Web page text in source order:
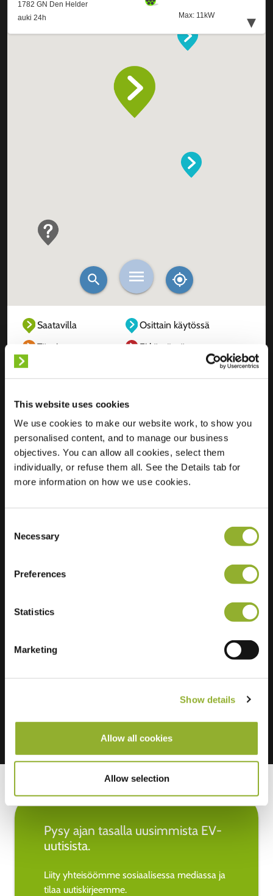
This website uses cookies
We use cookies to make our website work, to show you
personalised content, and to manage our business
objectives. You can allow all cookies, select them
individually, or refuse them all. See the Details tab for
more information on how we use cookies.
Selection
Necessary
Preferences
Statistics
Marketing
Show details
Allow all cookies
Allow selection
Saatavilla
Osittain käytössä
Täysin varattu
Ei käytössä
Sijainti
Prins Willem-
Alexandersingel 67
1782 GN Den Helder
Pysy ajan tasalla uusimmista EV-
uutisista.
Liity yhteisöömme sosiaalisessa mediassa ja
tilaa uutiskirjeemme.